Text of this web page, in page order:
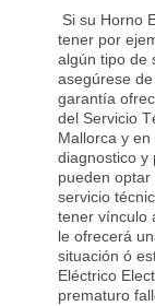
Si su Horno
tener por
algún tipo de
asegúrese
garantía
del Servicio
Mallorca y
diagnostico y
pueden
servicio
tener vínculo
le ofrecerá
situación ó
Eléctrico
prematuro